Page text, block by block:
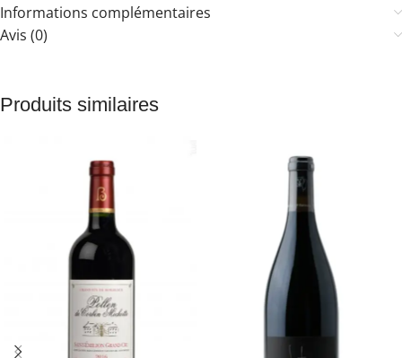
Informations complémentaires
Avis (0)
Produits similaires